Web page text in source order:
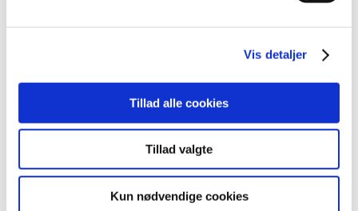
Vis detaljer
Tillad alle cookies
Tillad valgte
Kun nødvendige cookies
juli (14)
maj (5)
marts (14)